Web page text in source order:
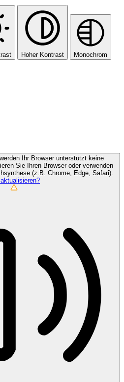
Hoher Kontrast Monochrom
Ihr Browser unterstützt keine
Sie Ihren Browser oder verwenden
(z.B. Chrome, Edge, Safari).